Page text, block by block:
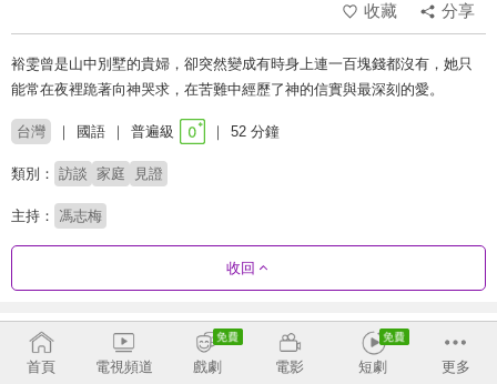
收藏
分享
裕雯曾是山中別墅的貴婦，卻突然變成有時身上連一百塊錢都沒有，她只
能常在夜裡跪著向神哭求，在苦難中經歷了神的信實與最深刻的愛。
台灣 國語 普遍級 52 分鐘
類別： 訪談 家庭 見證
主持： 馮志梅
收回
劇集列表 反序 收合
632 - 657 587 - 631 542 - 586 497 - 541
首頁 電視頻道 戲劇 電影 短劇 更多